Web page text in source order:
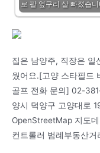
로 팔 옆구리 살 빠졌습
집은 남양주, 직장은 일
웠어요.[고양 스타필드
골프 전화 문의] 02-
양시 덕양구 고양대로
OpenStreetMap 지도
컨트롤러 범례부동산